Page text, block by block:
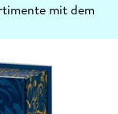
mit dem